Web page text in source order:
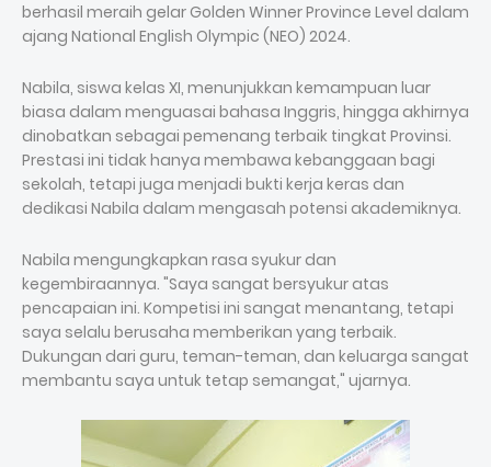
berhasil meraih gelar Golden Winner Province Level dalam
ajang National English Olympic (NEO) 2024.
Nabila, siswa kelas XI, menunjukkan kemampuan luar
biasa dalam menguasai bahasa Inggris, hingga akhirnya
dinobatkan sebagai pemenang terbaik tingkat Provinsi.
Prestasi ini tidak hanya membawa kebanggaan bagi
sekolah, tetapi juga menjadi bukti kerja keras dan
dedikasi Nabila dalam mengasah potensi akademiknya.
Nabila mengungkapkan rasa syukur dan
kegembiraannya. "Saya sangat bersyukur atas
pencapaian ini. Kompetisi ini sangat menantang, tetapi
saya selalu berusaha memberikan yang terbaik.
Dukungan dari guru, teman-teman, dan keluarga sangat
membantu saya untuk tetap semangat," ujarnya.